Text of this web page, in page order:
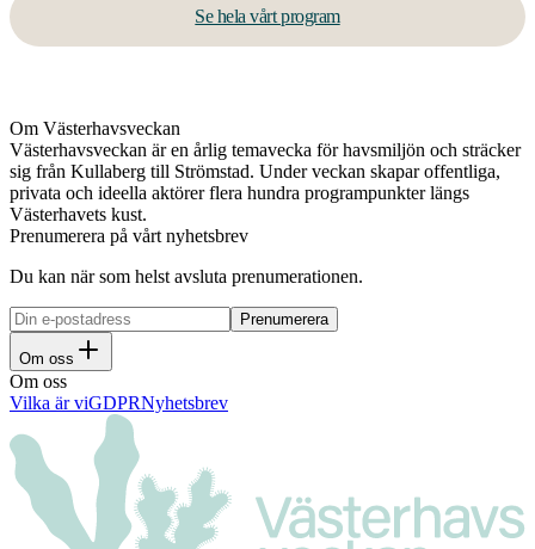
Se hela vårt program
Om Västerhavsveckan
Västerhavsveckan är en årlig temavecka för havsmiljön och sträcker
sig från Kullaberg till Strömstad. Under veckan skapar offentliga,
privata och ideella aktörer flera hundra programpunkter längs
Västerhavets kust.
Prenumerera på vårt nyhetsbrev
Du kan när som helst avsluta prenumerationen.
Om oss
Om oss
Vilka är viGDPRNyhetsbrev